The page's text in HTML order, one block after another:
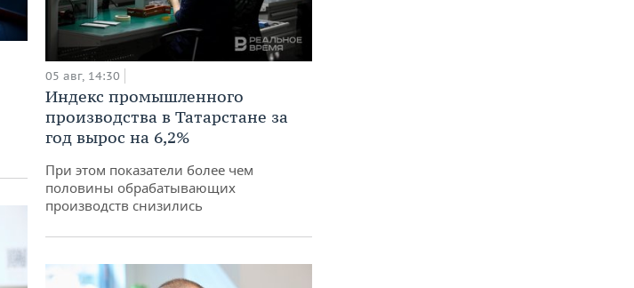
05 авг, 14:30
Индекс промышленного
производства в Татарстане за
год вырос на 6,2%
При этом показатели более чем
половины обрабатывающих
производств снизились